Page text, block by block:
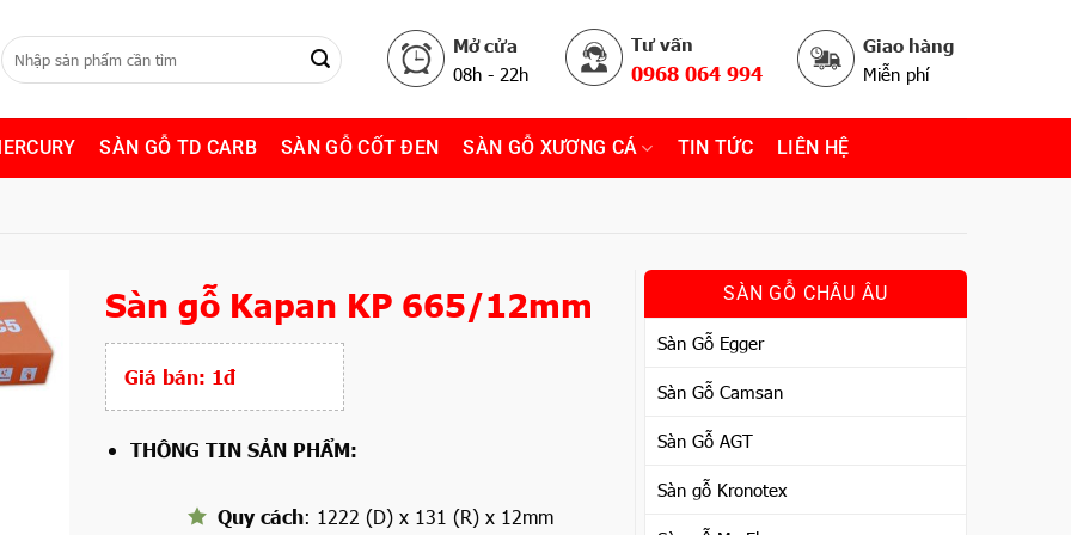
Mở cửa
08h - 22h
Tư vấn
0968 064 994
Giao hàng
Miễn phí
SÀN GỖ TD CARB SÀN GỖ CỐT ĐEN SÀN GỖ XƯƠNG CÁ TIN TỨC LIÊN HỆ
SÀN GỖ CHÂU ÂU
Sàn Gỗ Egger
Sàn Gỗ Camsan
Sàn Gỗ AGT
Sàn gỗ Kronotex
Sàn gỗ Kapan KP 665/12mm
Giá bán: 1đ
THÔNG TIN SẢN PHẨM:
Quy cách: 1222 (D) x 131 (R) x 12mm